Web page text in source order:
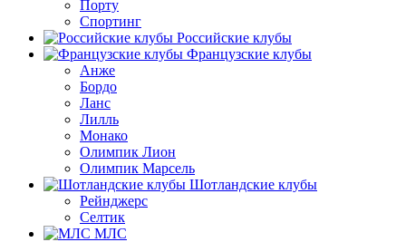
Порту
Спортинг
Российские клубы
Французские клубы
Анже
Бордо
Ланс
Лилль
Монако
Олимпик Лион
Олимпик Марсель
Шотландские клубы
Рейнджерс
Селтик
МЛС